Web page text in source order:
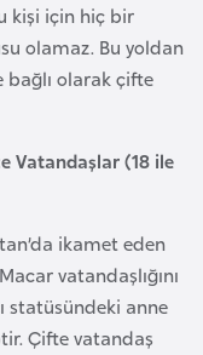
kişi için hiç bir
olamaz. Bu yoldan
bağlı olarak çifte
Vatandaşlar (18 ile
ikamet eden
vatandaşlığını
statüsündeki anne
Çifte vatandaş